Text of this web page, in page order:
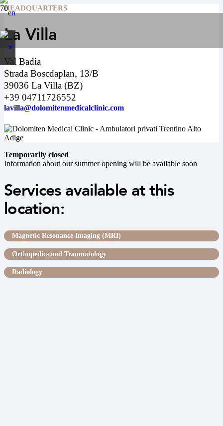
HEADQUARTERS
La Villa
Val Badia
Strada Boscdaplan, 13/B
39036 La Villa (BZ)
+39 04711726552
lavilla@dolomitenmedicalclinic.com
Temporarily closed
Information about our summer opening will be available soon
Services available at this
location:
Magnetic Resonance Imaging (MRI)
Orthopedics and Traumatology
Radiology